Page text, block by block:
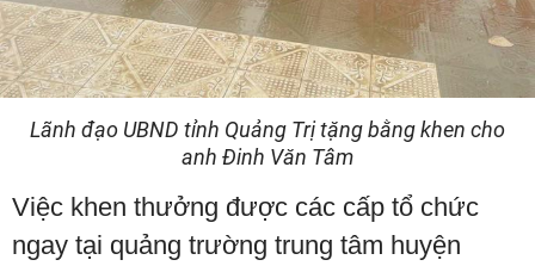
Lãnh đạo UBND tỉnh Quảng Trị tặng bằng khen cho
anh Đinh Văn Tâm
Việc khen thưởng được các cấp tổ chức
ngay tại quảng trường trung tâm huyện